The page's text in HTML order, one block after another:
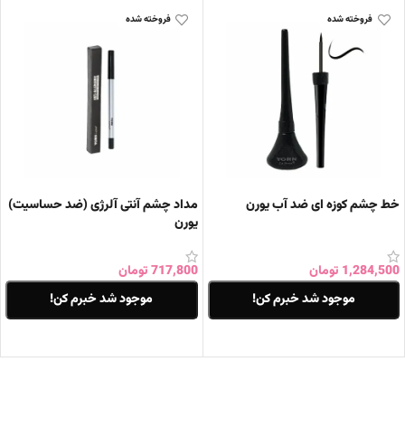
فروخته شده
خط چشم کوزه ای ضد آب یورن
1,284,500 تومان
موجود شد خبرم کن!
فروخته شده
مداد چشم آنتی آلرژی (ضد حساسیت)
یورن
717,800تومان
موجود شد خبرم کن!